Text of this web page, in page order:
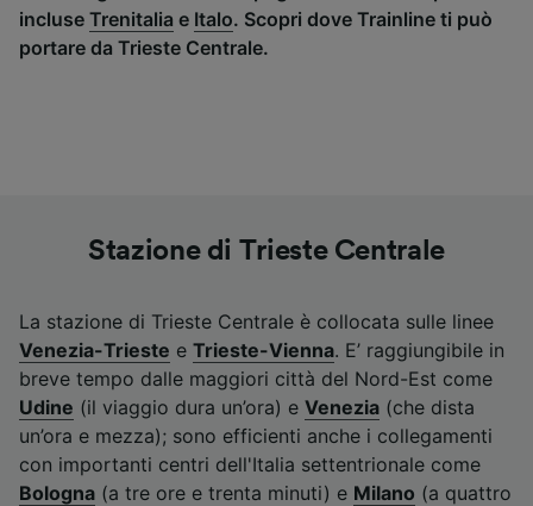
incluse Trenitalia e Italo. Scopri dove Trainline ti può
portare da Trieste Centrale.
Stazione di Trieste Centrale
La stazione di Trieste Centrale è collocata sulle linee
Venezia-Trieste e Trieste-Vienna. E’ raggiungibile in
breve tempo dalle maggiori città del Nord-Est come
Udine (il viaggio dura un’ora) e Venezia (che dista
un’ora e mezza); sono efficienti anche i collegamenti
con importanti centri dell'Italia settentrionale come
Bologna (a tre ore e trenta minuti) e Milano (a quattro